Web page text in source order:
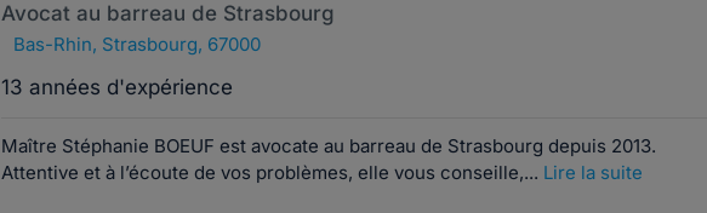
Avocat au barreau de Strasbourg
Bas-Rhin, Strasbourg, 67000
13 années d'expérience
Maître Stéphanie BOEUF est avocate au barreau de Strasbourg depuis 2013.
Attentive et à l’écoute de vos problèmes, elle vous conseille,... Lire la suite